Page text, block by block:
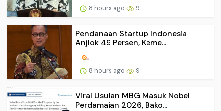
8 hours ago 9
Pendanaan Startup Indonesia
Anjlok 49 Persen, Keme...
8 hours ago 9
Viral Usulan MBG Masuk Nobel
Perdamaian 2026, Bako...